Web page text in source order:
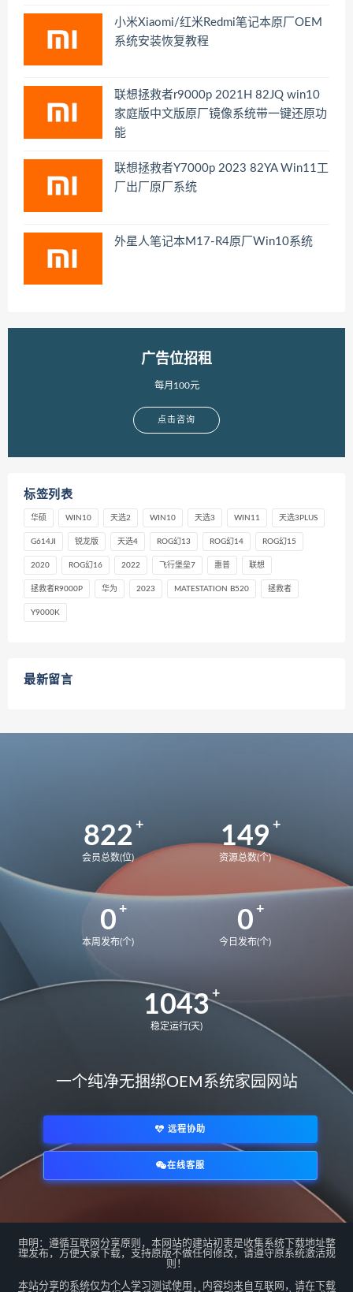
小米Xiaomi/红米Redmi笔记本原厂OEM
系统安装恢复教程
联想拯救者r9000p 2021H 82JQ win10
家庭版中文版原厂镜像系统带一键还原功
能
联想拯救者Y7000p 2023 82YA Win11工
厂出厂原厂系统
外星人笔记本M17-R4原厂Win10系统
广告位招租
每月100元
点击咨询
标签列表
华硕 WIN10 天选2 WIN10 天选3 WIN11 天选3PLUS
G614JI 锐龙版 天选4 ROG幻13 ROG幻14 ROG幻15
2020 ROG幻16 2022 飞行堡垒7 惠普 联想
拯救者R9000P 华为 2023 MATESTATION B520 拯救者
Y9000K
最新留言
822
会员总数(位)
149
资源总数(个)
0
本周发布(个)
0
今日发布(个)
1043
稳定运行(天)
一个纯净无捆绑OEM系统家园网站
远程协助
在线客服
*/
申明：遵循互联网分享原则，本网站的建站初衷是收集系统下载地址整
理发布，方便大家下载，支持原版不做任何修改，请遵守原系统激活规
则！
本站分享的系统仅为个人学习测试使用，内容均来自互联网，请在下载